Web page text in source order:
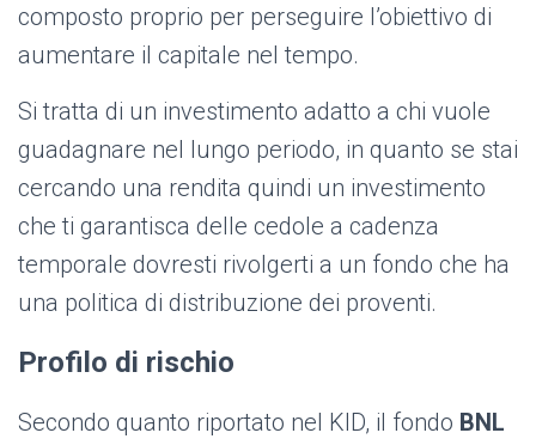
composto proprio per perseguire l’obiettivo di
aumentare il capitale nel tempo.
Si tratta di un investimento adatto a chi vuole
guadagnare nel lungo periodo, in quanto se stai
cercando una rendita quindi un investimento
che ti garantisca delle cedole a cadenza
temporale dovresti rivolgerti a un fondo che ha
una politica di distribuzione dei proventi.
Profilo di rischio
Secondo quanto riportato nel KID, il fondo BNL